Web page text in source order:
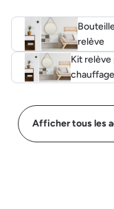
relève
Kit relève
Afficher tous les